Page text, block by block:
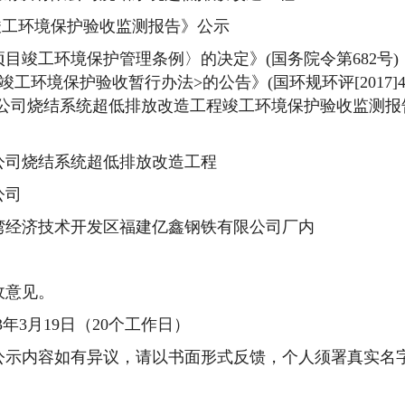
环境保护验收监测报告》 公示
竣工环境保护管理条例〉的决定》 (国务院令第682号)
工环境保护验收暂行办法>的公告》(国环规环评[2017]4
司烧结系统超低排放改造工程竣工环境保护验收监测报
烧结系统超低排放改造工程
济技术开发区福建亿鑫钢铁有限公司厂内
见。
年3月 19 日（20个工作日）
内容如有异议，请以书面形式反馈，个人须署真实名